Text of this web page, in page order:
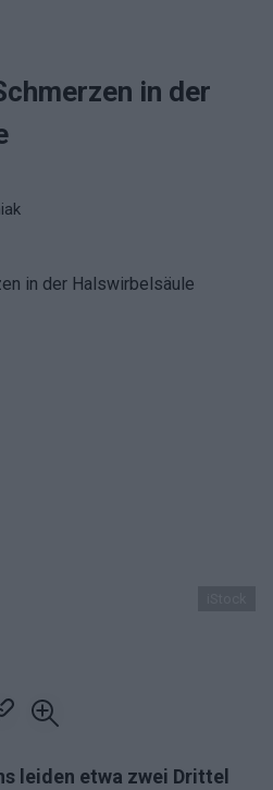
in der
leiden etwa zwei Drittel